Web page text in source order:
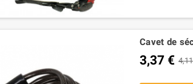
Cavet de
3,37 €